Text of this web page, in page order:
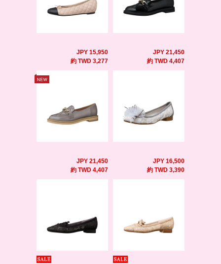
JPY 15,950
約 TWD 3,277
JPY 21,450
約 TWD 4,407
JPY 21,450
約 TWD 4,407
JPY 16,500
約 TWD 3,390